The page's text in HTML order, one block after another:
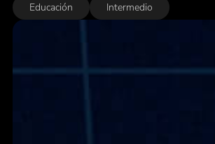
Educación Intermedio